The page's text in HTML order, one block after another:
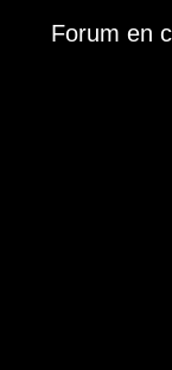
Forum en